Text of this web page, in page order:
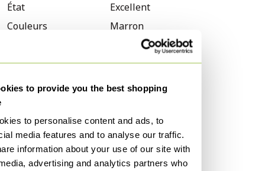
to provide you the best shopping
to personalise content and ads, to
media features and to analyse our traffic.
information about your use of our site with
advertising and analytics partners who
Design : Peter Hvidt et Orla Mølgaard-Nielsen
Fabricant : Søborg (Danemark)
Largeur : 47 cm
Profondeur : 47 cm
Très bon état
Les assises ont été tressées à la main avec une corde de
État
Excellent
Couleurs
Marron
Quantité
4
Marque
Soborg Mobelfabrik
Largeur
47 cm
Profondeur
47 cm
Hauteur d'assise
44 cm